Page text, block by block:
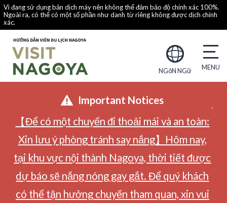
Vì đang sử dụng bản dịch máy nên không thể đảm bảo độ chính xác 100%.
Ngoài ra, có thể có một số phần như danh từ riêng không được dịch chính
xác.
NGôN NGữ
Important Notices
【Để có một chuyến đi thoải mái và an toàn:
Xin lưu ý phòng tránh say nắng】Hôm nay,
tại khu vực nội thành Nagoya, thời tiết được
dự báo sẽ nắng nóng gay gắt. Để quý khách
có thể tận hưởng chuyến tham quan, xin vui